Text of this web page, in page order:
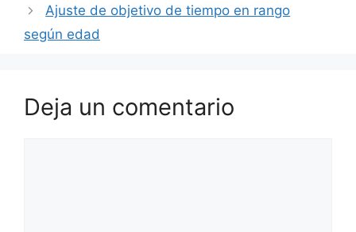
Ajuste de objetivo de tiempo en rango
según edad
Deja un comentario